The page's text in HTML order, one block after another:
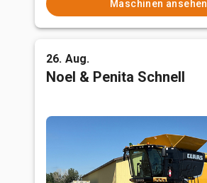
Maschinen ansehen
26. Aug.
Noel & Penita Schnell